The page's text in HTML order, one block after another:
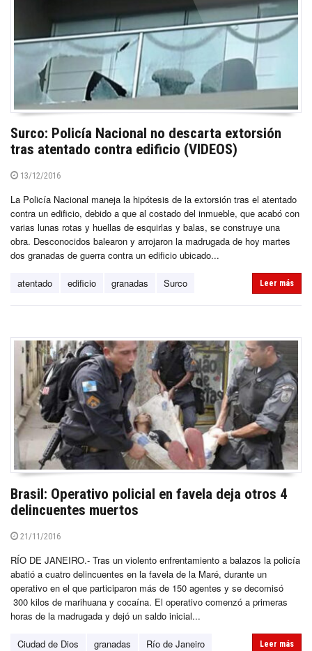
Surco: Policía Nacional no descarta extorsión
tras atentado contra edificio (VIDEOS)
13/12/2016
La Policía Nacional maneja la hipótesis de la extorsión tras el atentado
contra un edificio, debido a que al costado del inmueble, que acabó con
varias lunas rotas y huellas de esquirlas y balas, se construye una
obra. Desconocidos balearon y arrojaron la madrugada de hoy martes
dos granadas de guerra contra un edificio ubicado...
atentado edificio granadas Surco Leer más
Brasil: Operativo policial en favela deja otros 4
delincuentes muertos
21/11/2016
RÍO DE JANEIRO.- Tras un violento enfrentamiento a balazos la policía
abatió a cuatro delincuentes en la favela de la Maré, durante un
operativo en el que participaron más de 150 agentes y se decomisó
300 kilos de marihuana y cocaína. El operativo comenzó a primeras
horas de la madrugada y dejó un saldo inicial...
Ciudad de Dios granadas Río de Janeiro Leer más